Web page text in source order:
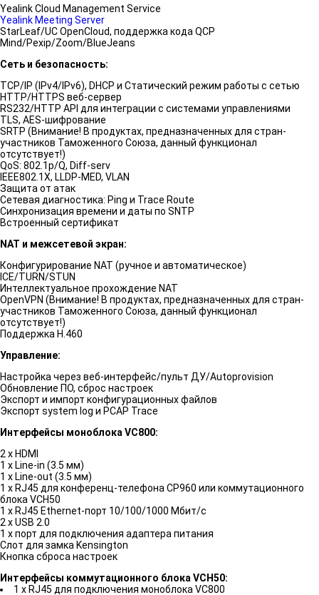
Yealink Cloud Management Service
Yealink Meeting Server
StarLeaf/UC OpenCloud, поддержка кода QCP
Mind/Pexip/Zoom/BlueJeans
Сеть и безопасность:
TCP/IP (IPv4/IPv6), DHCP и Статический режим работы с сетью
HTTP/HTTPS веб-сервер
RS232/HTTP API для интеграции с системами управлениями
TLS, AES-шифрование
SRTP (Внимание! В продуктах, предназначенных для стран-
участников Таможенного Союза, данный функционал
отсутствует!)
QoS: 802.1p/Q, Diff-serv
IEEE802.1X, LLDP-MED, VLAN
Защита от атак
Сетевая диагностика: Ping и Trace Route
Синхронизация времени и даты по SNTP
Встроенный сертификат
NAT и межсетевой экран:
Конфигурирование NAT (ручное и автоматическое)
ICE/TURN/STUN
Интеллектуальное прохождение NAT
OpenVPN (Внимание! В продуктах, предназначенных для стран-
участников Таможенного Союза, данный функционал
отсутствует!)
Поддержка H.460
Управление:
Настройка через веб-интерфейс/пульт ДУ/Autoprovision
Обновление ПО, сброс настроек
Экспорт и импорт конфигурационных файлов
Экспорт system log и PCAP Trace
Интерфейсы моноблока VC800:
2 x HDMI
1 x Line-in (3.5 мм)
1 x Line-out (3.5 мм)
1 x RJ45 для конференц-телефона CP960 или коммутационного
блока VCH50
1 x RJ45 Ethernet-порт 10/100/1000 Мбит/с
2 x USB 2.0
1 x порт для подключения адаптера питания
Cлот для замка Kensington
Кнопка сброса настроек
Интерфейсы коммутационного блока VCH50:
1 x RJ45 для подключения моноблока VC800